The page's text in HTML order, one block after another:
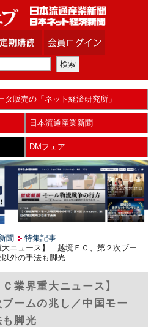
タ販売の「ネット経済研究所」
日本流通産業新聞
DMフェア
聞
特集記事
ニュース】 越境ＥＣ、第２次ブー
外の手法も脚光
業界重大ニュース】
ームの兆し／中国モー
脚光